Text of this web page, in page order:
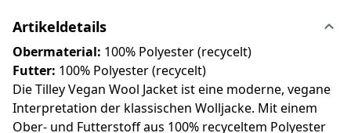
Artikeldetails
Obermaterial: 100% Polyester (recycelt)
Futter: 100% Polyester (recycelt)
Die Tilley Vegan Wool Jacket ist eine moderne, vegane
Interpretation der klassischen Wolljacke. Mit einem
Ober- und Futterstoff aus 100% recyceltem Polyester